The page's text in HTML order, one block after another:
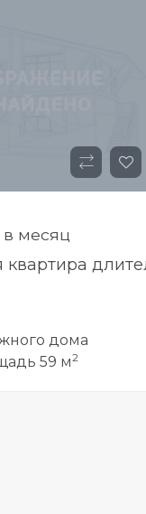
в месяц
квартира
дома
59 м2